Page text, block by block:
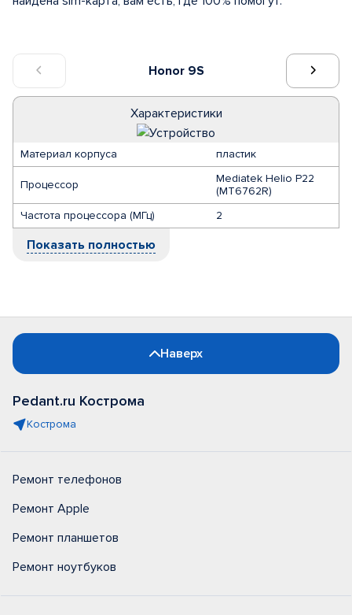
Honor 9S
Характеристики
Материал корпуса пластик
Процессор
Mediatek Helio P22
(MT6762R)
Частота процессора (МГц)
2
Показать полностью
Наверх
Pedant.ru Кострома
Кострома
Ремонт телефонов
Ремонт Apple
Ремонт планшетов
Ремонт ноутбуков